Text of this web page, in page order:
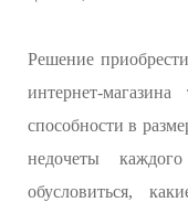
Решение
интернет-
способности в
недочеты
обусловиться,